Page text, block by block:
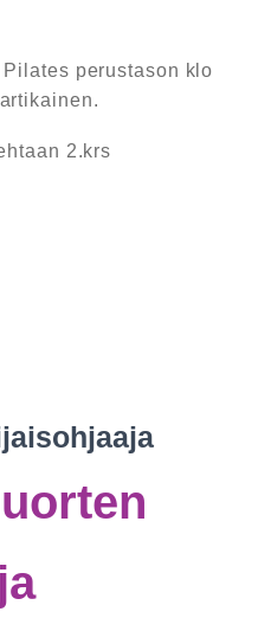
perustason klo
2.krs